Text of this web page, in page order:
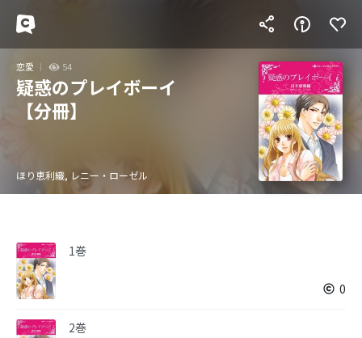
恋愛 54
疑惑のプレイボーイ
【分冊】
ほり恵利織, レニー・ローゼル
1巻
0
2巻